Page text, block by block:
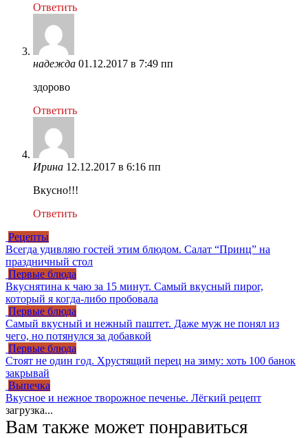
Ответить
надежда 01.12.2017 в 7:49 пп
здорово
Ответить
Ирина 12.12.2017 в 6:16 пп
Вкусно!!!
Ответить
Рецепты
Всегда удивляю гостей этим блюдом. Салат “Принц” на
праздничный стол
Первые блюда
Вкуснятина к чаю за 15 минут. Самый вкусный пирог,
который я когда-либо пробовала
Первые блюда
Самый вкусный и нежный паштет. Даже муж не понял из
чего, но потянулся за добавкой
Первые блюда
Стоят не один год. Хрустящий перец на зиму: хоть 100 банок
закрывай
Выпечка
Вкусное и нежное творожное печенье. Лёгкий рецепт
загрузка...
Вам также может понравиться